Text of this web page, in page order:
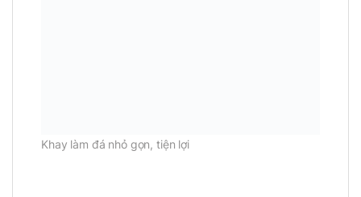
Khay làm đá nhỏ gọn, tiện lợi